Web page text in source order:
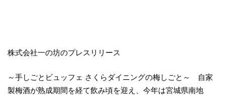
株式会社一の坊のプレスリリース
～手しごとビュッフェ さくらダイニングの梅しごと～ 自家
製梅酒が熟成期間を経て飲み頃を迎え、今年は宮城県南地